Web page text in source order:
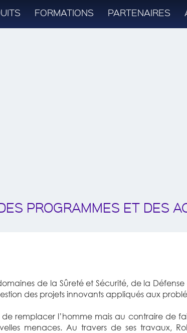
FORMATIONS PARTENAIRES
PROGRAMMES ET DES
de la Sûreté et Sécurité, de la
des projets innovants appliqués aux
de remplacer l’homme mais au contraire de
menaces. Au travers de ses travaux,